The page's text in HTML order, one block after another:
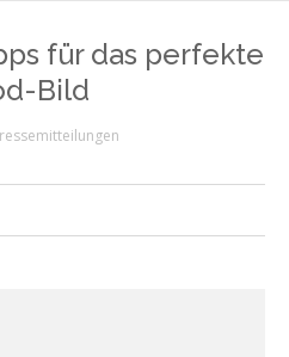
für das perfekte
Bild